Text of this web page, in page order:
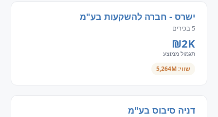
ישרס - חברה להשקעות בע"מ
5 בכירים
₪2K
תגמול ממוצע
שווי: 5,264M
דניה סיבוס בע"מ